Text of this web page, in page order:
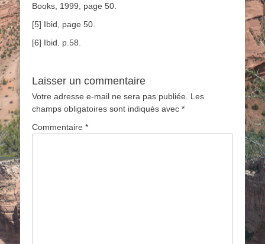
Books, 1999, page 50.
[5] Ibid, page 50.
[6] Ibid. p.58.
Laisser un commentaire
Votre adresse e-mail ne sera pas publiée.
Les
champs obligatoires sont indiqués avec *
Commentaire *